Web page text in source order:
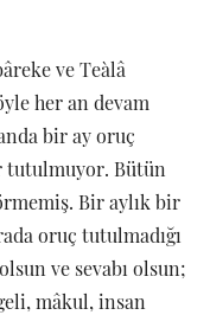
ve Teàlâ
her an devam
bir ay oruç
tutulmuyor. Bütün
Bir aylık bir
oruç tutulmadığı
ve sevabı olsun;
mâkul, insan